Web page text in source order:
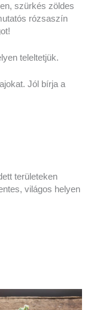
szürkés zöldes
rózsaszín
teleltetjük.
Jól bírja a
területeken
világos helyen